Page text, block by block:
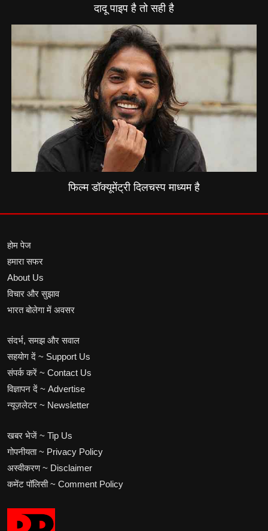
दादू पाइप है तो सही है
फिल्म डॉक्यूमेंट्री दिलचस्प माध्यम है
होम पेज
हमारा सफर
About Us
विचार और सुझाव
भारत बोलेगा में अवसर
संदर्भ, समझ और सवाल
सहयोग दें ~ Support Us
संपर्क करें ~ Contact Us
विज्ञापन दें ~ Advertise
न्यूज़लेटर ~ Newsletter
खबर भेजें ~ Tip Us
गोपनीयता ~ Privacy Policy
अस्वीकरण ~ Disclaimer
कमेंट पॉलिसी ~ Comment Policy